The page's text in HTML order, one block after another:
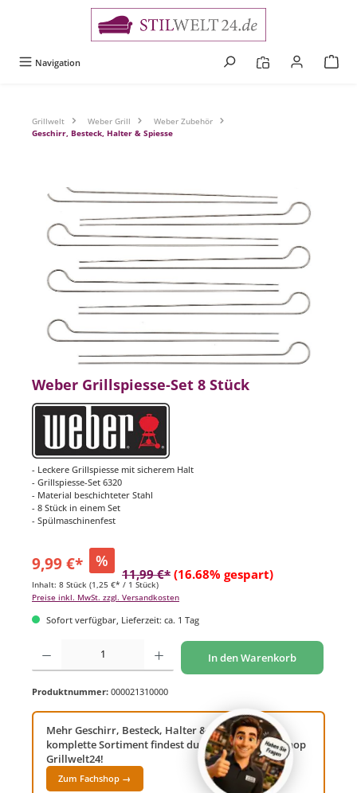
Navigation
Grillwelt Weber Grill
Weber Zubehör
Geschirr, Besteck, Halter & Spiesse
Bildergalerie überspringen
Weber Grillspiesse-Set 8 Stück
- Leckere Grillspiesse mit sicherem Halt
- Grillspiesse-Set 6320
- Material beschichteter Stahl
- 8 Stück in einem Set
- Spülmaschinenfest
9,99 €* %
11,99 €* (16.68% gespart)
Inhalt: 8 Stück (1,25 €* / 1 Stück)
Preise inkl. MwSt. zzgl. Versandkosten
Sofort verfügbar, Lieferzeit: ca. 1 Tag
Produkt Anzahl: Gib den gewünschten Wert ein oder benutze die Schaltflächen um
In den Warenkorb
Produktnummer: 000021310000
Mehr Geschirr, Besteck, Halter & Spiesse? Das
komplette Sortiment findest du in unserem Fachshop
Grillwelt24!
Zum Fachshop →